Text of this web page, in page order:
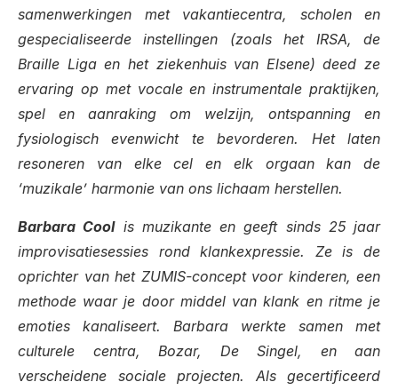
samenwerkingen met vakantiecentra, scholen en
gespecialiseerde instellingen (zoals het IRSA, de
Braille Liga en het ziekenhuis van Elsene) deed ze
ervaring op met vocale en instrumentale praktijken,
spel en aanraking om welzijn, ontspanning en
fysiologisch evenwicht te bevorderen. Het laten
resoneren van elke cel en elk orgaan kan de
‘muzikale’ harmonie van ons lichaam herstellen.
Barbara Coolis muzikante en geeft sinds 25 jaar
improvisatiesessies rond klankexpressie. Ze is de
oprichter van het ZUMIS-concept voor kinderen, een
methode waar je door middel van klank en ritme je
emoties kanaliseert. Barbara werkte samen met
culturele centra, Bozar, De Singel, en aan
verscheidene sociale projecten. Als gecertificeerd